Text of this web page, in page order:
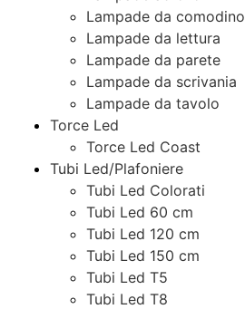
Lampade da comodino
Lampade da lettura
Lampade da parete
Lampade da scrivania
Lampade da tavolo
Torce Led
Torce Led Coast
Tubi Led/Plafoniere
Tubi Led Colorati
Tubi Led 60 cm
Tubi Led 120 cm
Tubi Led 150 cm
Tubi Led T5
Tubi Led T8